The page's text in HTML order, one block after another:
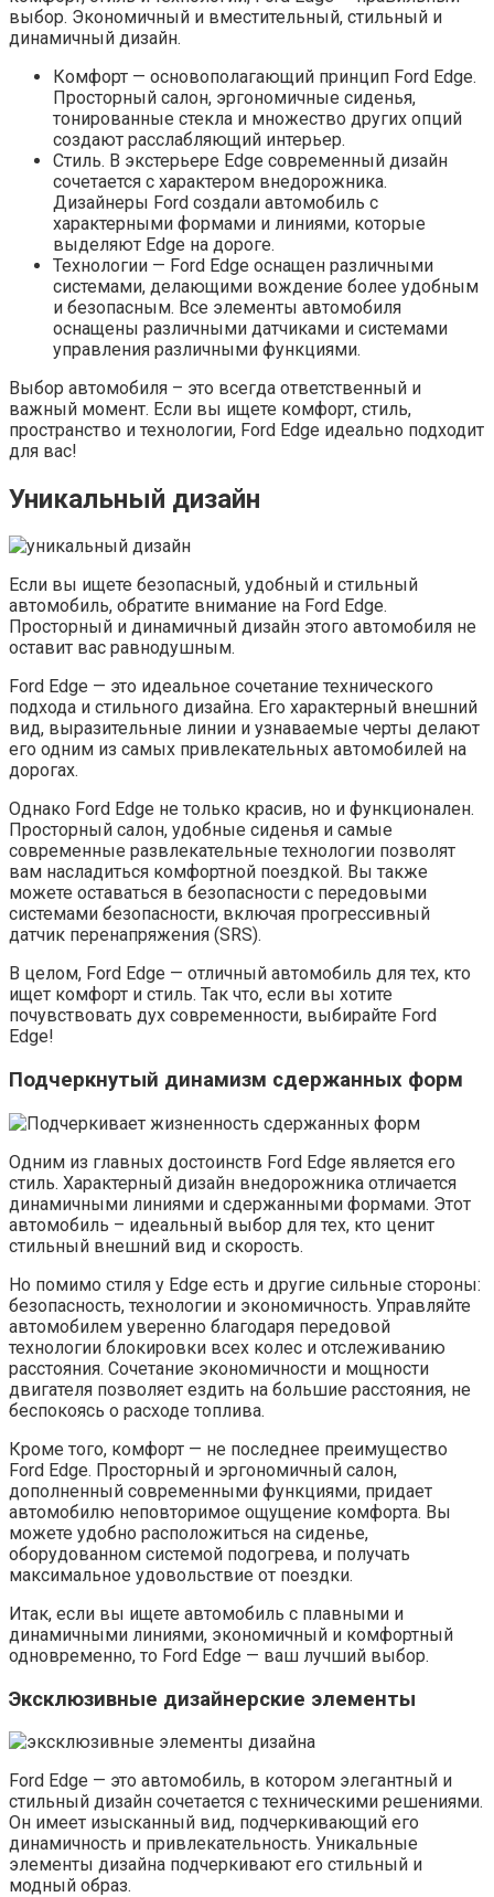
выбор. Экономичный и вместительный, стильный и
динамичный дизайн.
Комфорт — основополагающий принцип Ford Edge.
Просторный салон, эргономичные сиденья,
тонированные стекла и множество других опций
создают расслабляющий интерьер.
Стиль. В экстерьере Edge современный дизайн
сочетается с характером внедорожника.
Дизайнеры Ford создали автомобиль с
характерными формами и линиями, которые
выделяют Edge на дороге.
Технологии — Ford Edge оснащен различными
системами, делающими вождение более удобным
и безопасным. Все элементы автомобиля
оснащены различными датчиками и системами
управления различными функциями.
Выбор автомобиля – это всегда ответственный и
важный момент. Если вы ищете комфорт, стиль,
пространство и технологии, Ford Edge идеально подходит
для вас!
Уникальный дизайн
Если вы ищете безопасный, удобный и стильный
автомобиль, обратите внимание на Ford Edge.
Просторный и динамичный дизайн этого автомобиля не
оставит вас равнодушным.
Ford Edge — это идеальное сочетание технического
подхода и стильного дизайна. Его характерный внешний
вид, выразительные линии и узнаваемые черты делают
его одним из самых привлекательных автомобилей на
дорогах.
Однако Ford Edge не только красив, но и функционален.
Просторный салон, удобные сиденья и самые
современные развлекательные технологии позволят
вам насладиться комфортной поездкой. Вы также
можете оставаться в безопасности с передовыми
системами безопасности, включая прогрессивный
датчик перенапряжения (SRS).
В целом, Ford Edge — отличный автомобиль для тех, кто
ищет комфорт и стиль. Так что, если вы хотите
почувствовать дух современности, выбирайте Ford
Edge!
Подчеркнутый динамизм сдержанных форм
Одним из главных достоинств Ford Edge является его
стиль. Характерный дизайн внедорожника отличается
динамичными линиями и сдержанными формами. Этот
автомобиль – идеальный выбор для тех, кто ценит
стильный внешний вид и скорость.
Но помимо стиля у Edge есть и другие сильные стороны:
безопасность, технологии и экономичность. Управляйте
автомобилем уверенно благодаря передовой
технологии блокировки всех колес и отслеживанию
расстояния. Сочетание экономичности и мощности
двигателя позволяет ездить на большие расстояния, не
беспокоясь о расходе топлива.
Кроме того, комфорт — не последнее преимущество
Ford Edge. Просторный и эргономичный салон,
дополненный современными функциями, придает
автомобилю неповторимое ощущение комфорта. Вы
можете удобно расположиться на сиденье,
оборудованном системой подогрева, и получать
максимальное удовольствие от поездки.
Итак, если вы ищете автомобиль с плавными и
динамичными линиями, экономичный и комфортный
одновременно, то Ford Edge — ваш лучший выбор.
Эксклюзивные дизайнерские элементы
Ford Edge — это автомобиль, в котором элегантный и
стильный дизайн сочетается с техническими решениями.
Он имеет изысканный вид, подчеркивающий его
динамичность и привлекательность. Уникальные
элементы дизайна подчеркивают его стильный и
модный образ.